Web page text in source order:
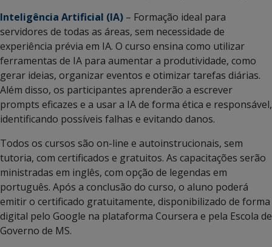
Inteligência Artificial (IA) – Formação ideal para
servidores de todas as áreas, sem necessidade de
experiência prévia em IA. O curso ensina como utilizar
ferramentas de IA para aumentar a produtividade, como
gerar ideias, organizar eventos e otimizar tarefas diárias.
Além disso, os participantes aprenderão a escrever
prompts eficazes e a usar a IA de forma ética e responsável,
identificando possíveis falhas e evitando danos.
Todos os cursos são on-line e autoinstrucionais, sem
tutoria, com certificados e gratuitos. As capacitações serão
ministradas em inglês, com opção de legendas em
português. Após a conclusão do curso, o aluno poderá
emitir o certificado gratuitamente, disponibilizado de forma
digital pelo Google na plataforma Coursera e pela Escola de
Governo de MS.